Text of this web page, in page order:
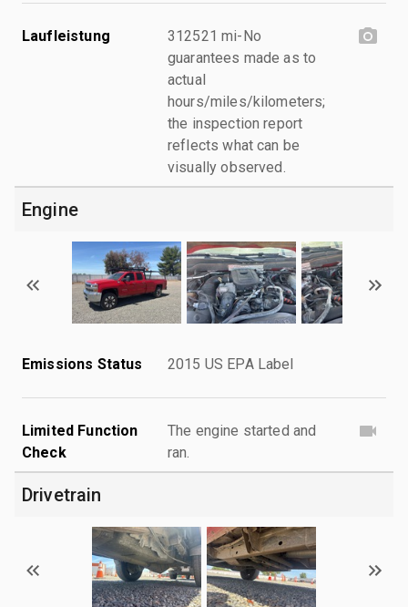
Laufleistung
312521 mi-No
guarantees made as to
actual
hours/miles/kilometers;
the inspection report
reflects what can be
visually observed.
Engine
Emissions Status 2015 US EPA Label
Limited Function
Check
The engine started and
ran.
Drivetrain